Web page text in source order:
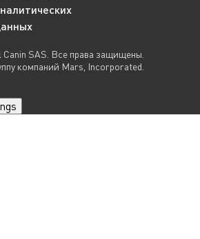
SAS. Все права защищены.
компаний Mars, Incorporated.